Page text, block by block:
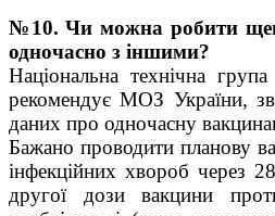
№10. Чи можна робити
одночасно з іншими?
Національна технічна група
рекомендує МОЗ України,
даних про одночасну
Бажано проводити планову
інфекційних хвороб через
другої дози вакцини